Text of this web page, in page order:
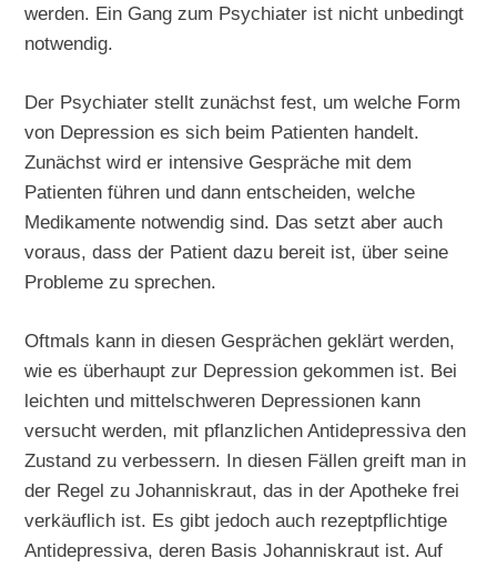
werden. Ein Gang zum Psychiater ist nicht unbedingt
notwendig.
Der Psychiater stellt zunächst fest, um welche Form
von Depression es sich beim Patienten handelt.
Zunächst wird er intensive Gespräche mit dem
Patienten führen und dann entscheiden, welche
Medikamente notwendig sind. Das setzt aber auch
voraus, dass der Patient dazu bereit ist, über seine
Probleme zu sprechen.
Oftmals kann in diesen Gesprächen geklärt werden,
wie es überhaupt zur Depression gekommen ist. Bei
leichten und mittelschweren Depressionen kann
versucht werden, mit pflanzlichen Antidepressiva den
Zustand zu verbessern. In diesen Fällen greift man in
der Regel zu Johanniskraut, das in der Apotheke frei
verkäuflich ist. Es gibt jedoch auch rezeptpflichtige
Antidepressiva, deren Basis Johanniskraut ist. Auf